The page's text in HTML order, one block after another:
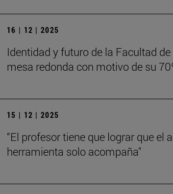
16 | 12 | 2025
Identidad y futuro de la Facultad
mesa redonda con motivo de su
15 | 12 | 2025
“El profesor tiene que lograr que el
herramienta solo acompaña"